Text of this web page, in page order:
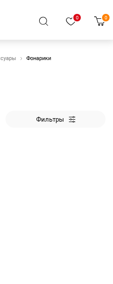
0 0
Фонарики
Фильтры